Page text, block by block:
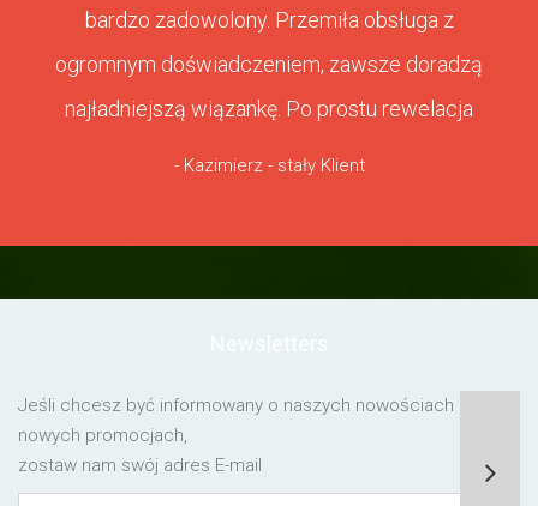
bardzo zadowolony. Przemiła obsługa z
ogromnym doświadczeniem, zawsze doradzą
najładniejszą wiązankę. Po prostu rewelacja
- Kazimierz - stały Klient
Jeśli chcesz być informowany o naszych nowościach lub o
nowych promocjach,
zostaw nam swój adres E-mail